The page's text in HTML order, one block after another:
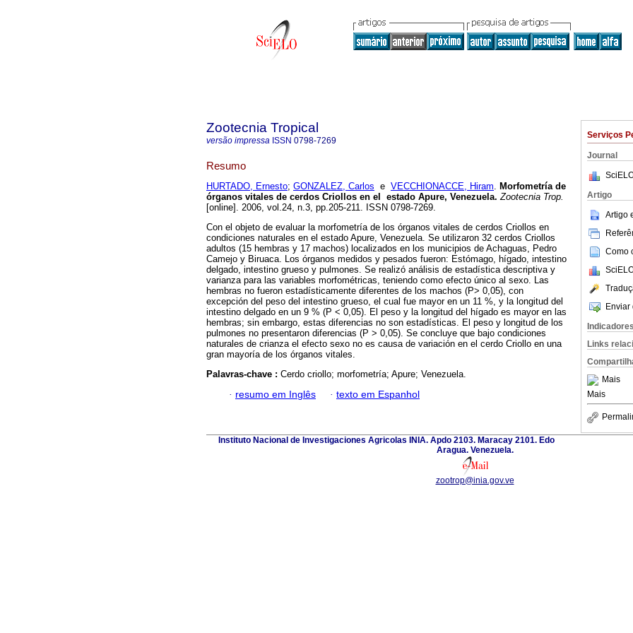
Serviços
Journal
Artigo
Artigo
Como
Enviar
Indicadores
Links
Mais
Mais
Zootecnia Tropical
versão impressa ISSN 0798-7269
Resumo
HURTADO, Ernesto; GONZALEZ, Carlos e VECCHIONACCE, Hiram. Morfometría de
órganos vitales de cerdos Criollos en el estado Apure, Venezuela. Zootecnia Trop.
[online]. 2006, vol.24, n.3, pp.205-211. ISSN 0798-7269.
Con el objeto de evaluar la morfometría de los órganos vitales de cerdos Criollos en
condiciones naturales en el estado Apure, Venezuela. Se utilizaron 32 cerdos Criollos
adultos (15 hembras y 17 machos) localizados en los municipios de Achaguas, Pedro
Camejo y Biruaca. Los órganos medidos y pesados fueron: Estómago, hígado, intestino
delgado, intestino grueso y pulmones. Se realizó análisis de estadística descriptiva y
varianza para las variables morfométricas, teniendo como efecto único al sexo. Las
hembras no fueron estadísticamente diferentes de los machos (P> 0,05), con
excepción del peso del intestino grueso, el cual fue mayor en un 11 %, y la longitud del
intestino delgado en un 9 % (P < 0,05). El peso y la longitud del hígado es mayor en las
hembras; sin embargo, estas diferencias no son estadísticas. El peso y longitud de los
pulmones no presentaron diferencias (P > 0,05). Se concluye que bajo condiciones
naturales de crianza el efecto sexo no es causa de variación en el cerdo Criollo en una
gran mayoría de los órganos vitales.
Palavras-chave : Cerdo criollo; morfometría; Apure; Venezuela.
· resumo em Inglês · texto em Espanhol
Instituto Nacional de Investigaciones Agricolas INIA. Apdo 2103. Maracay 2101. Edo
Aragua. Venezuela.
zootrop@inia.gov.ve